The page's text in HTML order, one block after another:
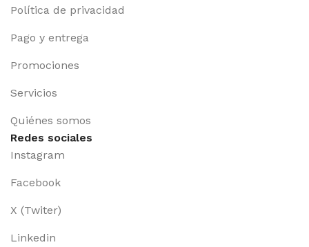
Política de privacidad
Pago y entrega
Promociones
Servicios
Quiénes somos
Redes sociales
Instagram
Facebook
X (Twiter)
Linkedin